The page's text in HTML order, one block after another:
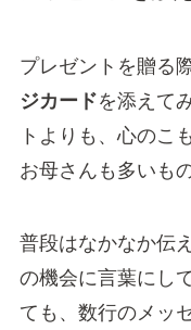
プレゼントを贈る
ジカードを添えて
トよりも、心のこ
お母さんも多いも
普段はなかなか伝
の機会に言葉にし
ても、数行のメッ